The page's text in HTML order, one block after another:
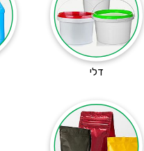
דלי